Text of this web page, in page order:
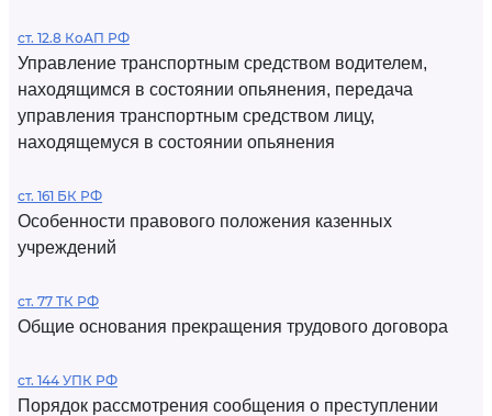
ст. 12.8 КоАП РФ
Управление транспортным средством водителем,
находящимся в состоянии опьянения, передача
управления транспортным средством лицу,
находящемуся в состоянии опьянения
ст. 161 БК РФ
Особенности правового положения казенных
учреждений
ст. 77 ТК РФ
Общие основания прекращения трудового договора
ст. 144 УПК РФ
Порядок рассмотрения сообщения о преступлении